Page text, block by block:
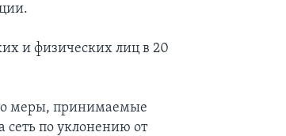
и физических лиц в 20
меры, принимаемые
по уклонению от